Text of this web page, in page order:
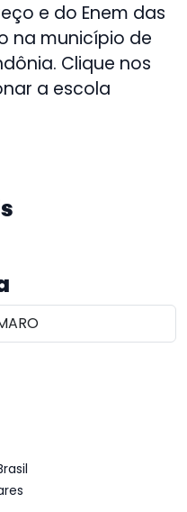
e do Enem das
na município de
Clique nos
a escola